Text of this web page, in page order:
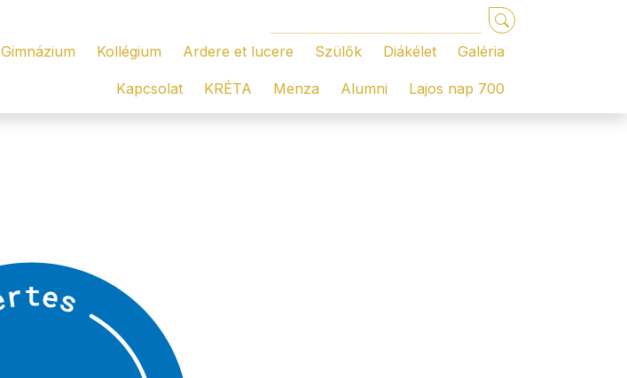
Gimnázium Kollégium Ardere et lucere Szülők Diákélet Galéria
Kapcsolat KRÉTA Menza Alumni Lajos nap 700